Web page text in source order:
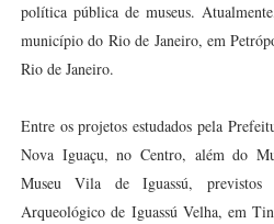
política pública de museus.
município do Rio de Janeiro, em
Rio de Janeiro.
Entre os projetos estudados pela
Nova Iguaçu, no Centro, além do
Museu Vila de Iguassú,
Arqueológico de Iguassú Velha, em